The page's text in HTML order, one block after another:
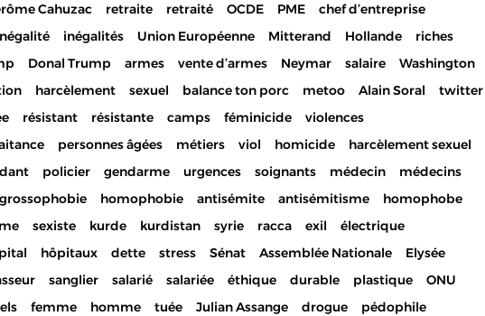
Cahuzac retraite retraité OCDE PME
chef d’entreprise
inégalités Union Européenne Mitterand Hollande
riches
Donal Trump armes vente d’armes Neymar salaire
Washington
harcèlement sexuel balance ton porc metoo Alain Soral
twitter
résistant résistante camps féminicide
violences
personnes âgées métiers viol homicide
harcèlement sexuel
policier gendarme urgences soignants médecin
médecins
grossophobie homophobie antisémite antisémitisme
homophobe
sexiste kurde kurdistan syrie racca exil
électrique
hôpitaux dette stress Sénat Assemblée Nationale
Elysée
sanglier salarié salariée éthique durable plastique
ONU
femme homme tuée Julian Assange drogue
pédophile